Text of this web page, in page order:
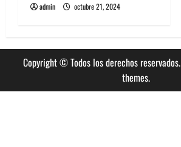
admin octubre 21, 2024
Copyright © Todos los derechos reservados.
themes.